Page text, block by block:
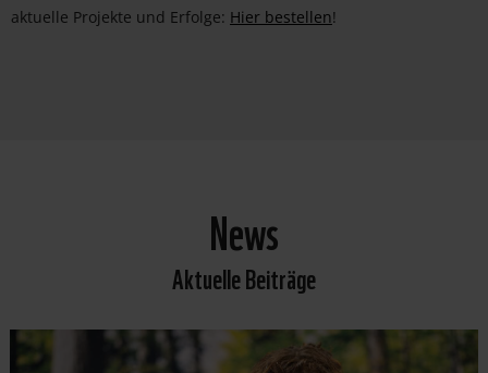
aktuelle Projekte und Erfolge: Hier bestellen!
News
Aktuelle Beiträge